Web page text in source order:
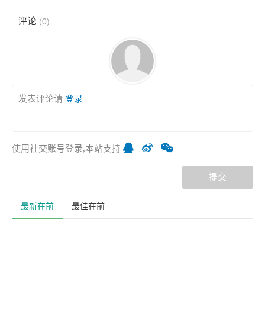
评论 (0)
发表评论请 登录
使用社交账号登录,本站支持
提交
最新在前 最佳在前